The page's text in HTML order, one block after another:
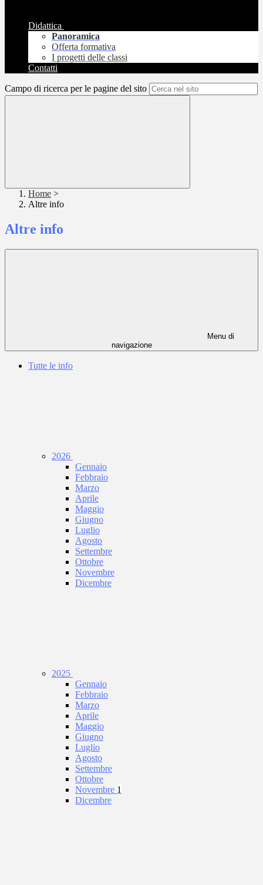
Didattica
Panoramica
Offerta formativa
I progetti delle classi
Contatti
Campo di ricerca per le pagine del sito
Home >
Altre info
Altre info
Menu di
navigazione
Tutte le info
2026
Gennaio
Febbraio
Marzo
Aprile
Maggio
Giugno
Luglio
Agosto
Settembre
Ottobre
Novembre
Dicembre
2025
Gennaio
Febbraio
Marzo
Aprile
Maggio
Giugno
Luglio
Agosto
Settembre
Ottobre
Novembre 1
Dicembre